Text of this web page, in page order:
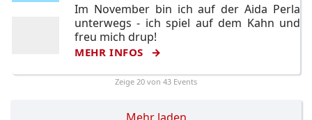
Im November bin ich auf der Aida Perla
unterwegs - ich spiel auf dem Kahn und
freu mich drup!
MEHR INFOS
Zeige 20 von 43 Events